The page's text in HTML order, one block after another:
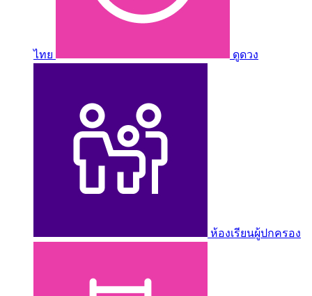
ไทย ดูดวง
ห้องเรียนผู้ปกครอง